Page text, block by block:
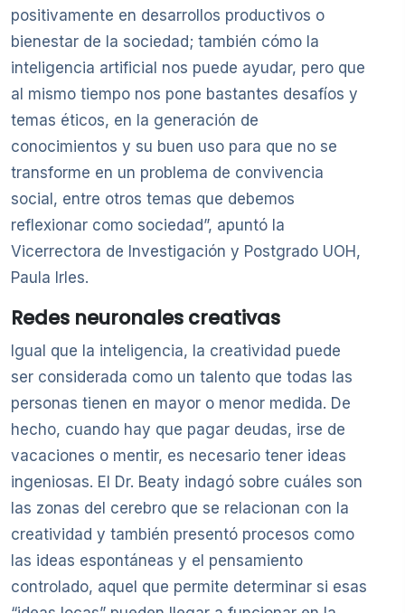
positivamente en desarrollos productivos o
bienestar de la sociedad; también cómo la
inteligencia artificial nos puede ayudar, pero que
al mismo tiempo nos pone bastantes desafíos y
temas éticos, en la generación de
conocimientos y su buen uso para que no se
transforme en un problema de convivencia
social, entre otros temas que debemos
reflexionar como sociedad”, apuntó la
Vicerrectora de Investigación y Postgrado UOH,
Paula Irles.
Redes neuronales creativas
Igual que la inteligencia, la creatividad puede
ser considerada como un talento que todas las
personas tienen en mayor o menor medida. De
hecho, cuando hay que pagar deudas, irse de
vacaciones o mentir, es necesario tener ideas
ingeniosas. El Dr. Beaty indagó sobre cuáles son
las zonas del cerebro que se relacionan con la
creatividad y también presentó procesos como
las ideas espontáneas y el pensamiento
controlado, aquel que permite determinar si esas